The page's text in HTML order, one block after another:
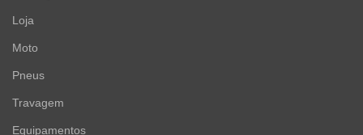
Loja
Moto
Pneus
Travagem
Equipamentos